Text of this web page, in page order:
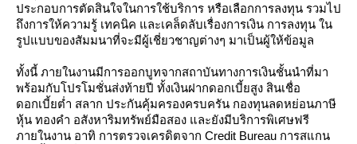
ประกอบการตัดสินใจในการใช้บริการ หรือเลือกการลงทุน รวมไป
ถึงการให้ความรู้ เทคนิค และเคล็ดลับเรื่องการเงิน การลงทุน ใน
รูปแบบของสัมมนาที่จะมีผู้เชี่ยวชาญต่างๆ มาเป็นผู้ให้ข้อมูล
ทั้งนี้ ภายในงานมีการออกบูทจากสถาบันทางการเงินชั้นนำที่มา
พร้อมกับโปรโมชั่นส่งท้ายปี ทั้งเงินฝากดอกเบี้ยสูง สินเชื่อ
ดอกเบี้ยต่ำ สลาก ประกันคุ้มครองครบครัน กองทุนลดหย่อนภาษี
หุ้น ทองคำ อสังหาริมทรัพย์มือสอง และยังมีบริการพิเศษฟรี
ภายในงาน อาทิ การตรวจเครดิตจาก Credit Bureau การสแกน